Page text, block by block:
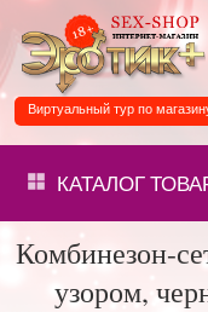
Виртуальный тур по
КАТАЛОГ
Комбинезон-
узором,